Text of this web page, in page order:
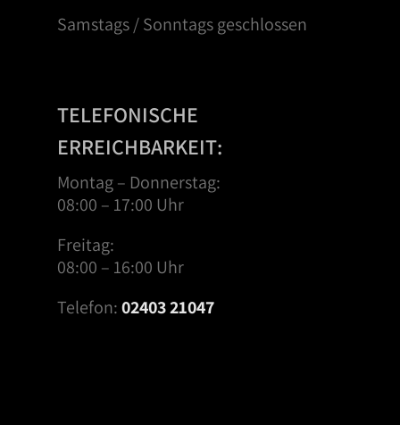
Samstags / Sonntags geschlossen
TELEFONISCHE
ERREICHBARKEIT:
Montag – Donnerstag:
08:00 – 17:00 Uhr
Freitag:
08:00 – 16:00 Uhr
Telefon:02403 21047